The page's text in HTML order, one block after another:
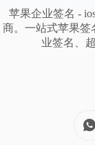
苹果企业签名 -
商。一站式苹果签
业签名、